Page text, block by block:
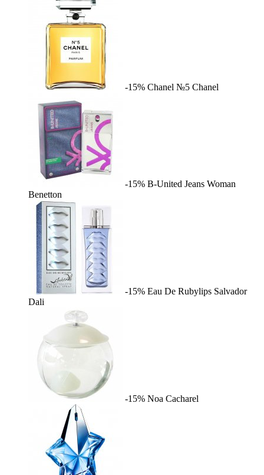
-15% Chanel №5 Chanel
-15% B-United Jeans Woman
Benetton
-15% Eau De Rubylips Salvador
Dali
-15% Noa Cacharel